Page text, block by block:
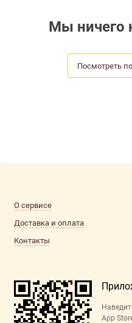
Мы ничего
Посмотреть
О сервисе
Доставка и оплата
Контакты
App